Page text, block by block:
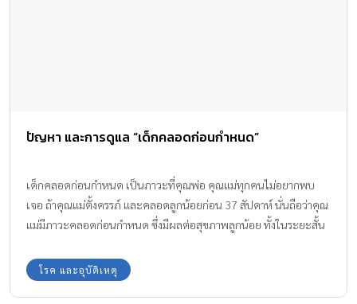
ปัญหา และการดูแล “เด็กคลอดก่อนกำหนด”
เด็กคลอดก่อนกำหนด เป็นภาวะที่คุณพ่อ คุณแม่ทุกคนไม่อยากพบ
เจอ ถ้าคุณแม่ตั้งครรภ์ และคลอดลูกน้อยก่อน 37 สัปดาห์ นั่นถือว่าคุณ
แม่มีภาวะคลอดก่อนกำหนด ซึ่งมีผลต่อสุขภาพลูกน้อย ทั้งในระยะสั้น
โรค และอุบัติเหตุ